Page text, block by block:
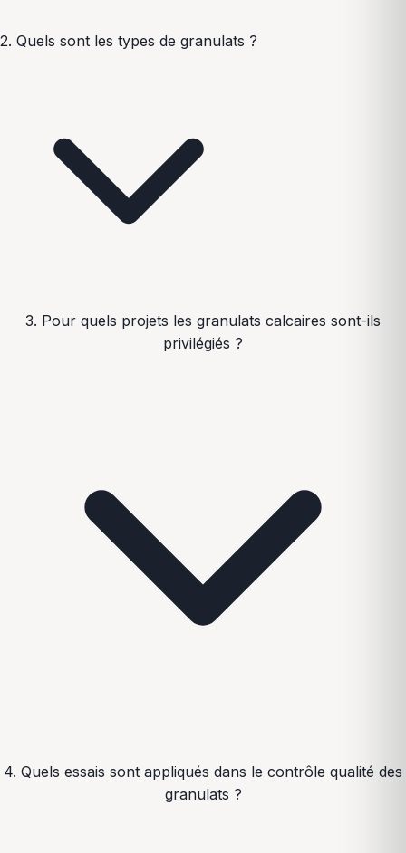
2. Quels sont les types de granulats ?
3. Pour quels projets les granulats calcaires sont-ils
privilégiés ?
4. Quels essais sont appliqués dans le contrôle qualité des
granulats ?